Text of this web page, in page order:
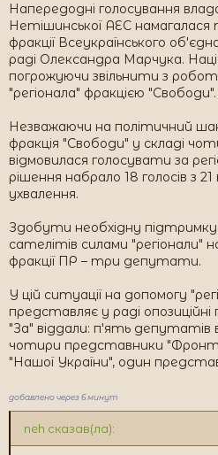
Напередодні голосування
Нетішинської АЕС
фракції Всеукраїнського
раді Олександра Марчука.
погрожуючи звільнити з
"регіонала" фракцією "Свободи".
Незважаючи на політичний
фракція "Свободи" у складі
відмовилася голосувати за
рішення набрало 18 голосів з
ухвалення.
Здобути необхідну
сателітів силами "регіонали"
фракції ПР – три депутати.
У цій ситуації на допомогу
представляє у раді опозиційні
"За" віддали: п'ять депутатів
чотири представники
"Нашої України", один
добавлено через 6 минут
neh сказав(ла):